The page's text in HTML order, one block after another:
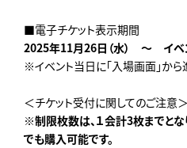
■電子チケット表示期間
2025年11月26日（水） ～ イベ
※イベント当日に「入場画面」から
＜チケット受付に関してのご注意＞
※制限枚数は、１会計3枚までと
でも購入可能です。